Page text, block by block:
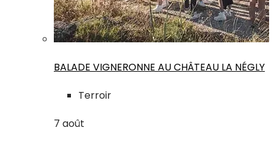
BALADE VIGNERONNE AU CHÂTEAU LA NÉGLY
Terroir
7 août